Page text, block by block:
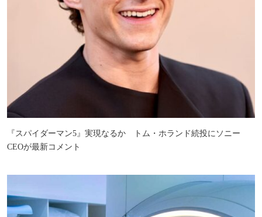
『スパイダーマン5』実現なるか トム・ホランド続投にソニー
CEOが最新コメント